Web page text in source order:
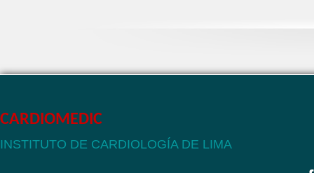
CARDIOMEDIC
INSTITUTO DE CARDIOLOGÍA DE LIMA